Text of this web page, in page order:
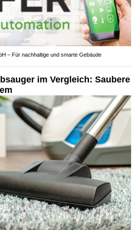
– Für nachhaltige und smarte Gebäude
im Vergleich: Saubere